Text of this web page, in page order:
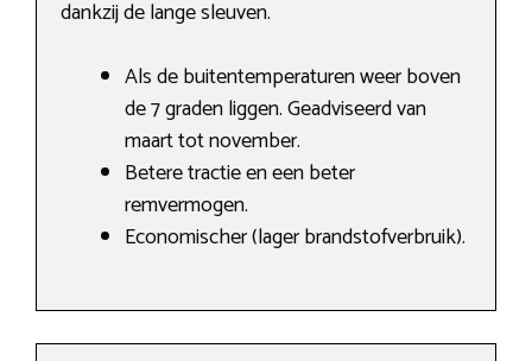
dankzij de lange sleuven.
Als de buitentemperaturen weer boven
de 7 graden liggen. Geadviseerd van
maart tot november.
Betere tractie en een beter
remvermogen.
Economischer (lager brandstofverbruik).